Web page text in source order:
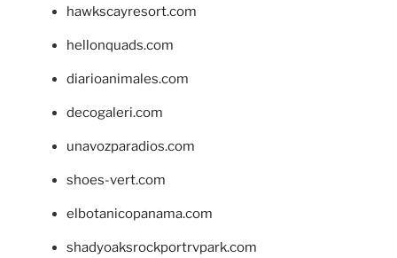
hawkscayresort.com
hellonquads.com
diarioanimales.com
decogaleri.com
unavozparadios.com
shoes-vert.com
elbotanicopanama.com
shadyoaksrockportrvpark.com